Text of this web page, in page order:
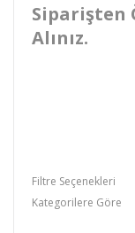
Siparişten
Alınız.
Filtre Seçenekleri
Kategorilere Göre